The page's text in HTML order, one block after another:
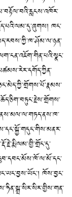
ཁང་
ཁོས་བྱང་